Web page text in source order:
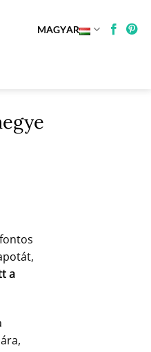
MAGYAR
a